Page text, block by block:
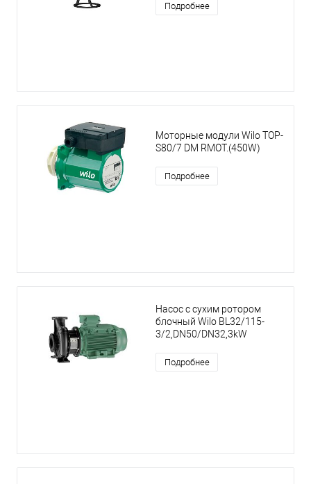
Подробнее
Моторные модули Wilo TOP-
S80/7 DM RMOT.(450W)
Подробнее
Насос с сухим ротором
блочный Wilo BL32/115-
3/2,DN50/DN32,3kW
Подробнее